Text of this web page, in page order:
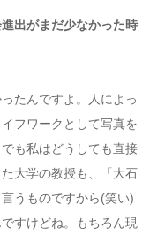
出がまだ少なかった時
たんですよ。人によっ
フワークとして写真を
も私はどうしても直接
大学の教授も、「大石
うものですから(笑い)
すけどね。もちろん現